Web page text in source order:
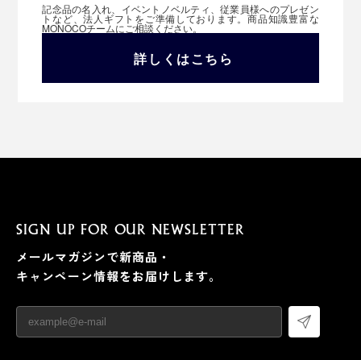
記念品の名入れ、イベントノベルティ、従業員様へのプレゼン
トなど、法人ギフトをご準備しております。商品知識豊富な
MONOCOチームにご相談ください。
詳しくはこちら
SIGN UP FOR OUR NEWSLETTER
メールマガジンで新商品・
キャンペーン情報をお届けします。